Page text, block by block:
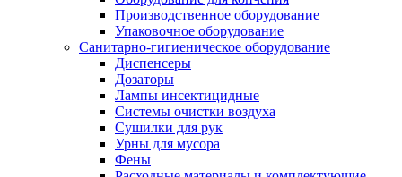
Производственное оборудование
Упаковочное оборудование
Санитарно-гигиеническое оборудование
Диспенсеры
Дозаторы
Лампы инсектицидные
Системы очистки воздуха
Сушилки для рук
Урны для мусора
Фены